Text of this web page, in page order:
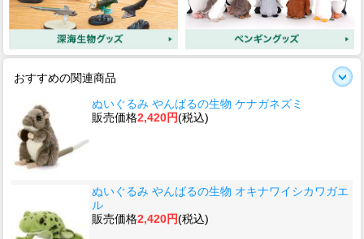
おすすめの関連商品
ぬいぐるみ やんばるの生物 ケナガネズミ
販売価格2,420円(税込)
ぬいぐるみ やんばるの生物 オキナワイシカワガエ
ル
販売価格2,420円(税込)